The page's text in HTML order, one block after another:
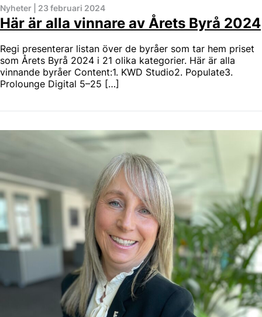
Nyheter 23 februari 2024
Här är alla vinnare av Årets Byrå 2024
Regi presenterar listan över de byråer som tar hem priset
som Årets Byrå 2024 i 21 olika kategorier. Här är alla
vinnande byråer Content:1. KWD Studio2. Populate3.
Prolounge Digital 5–25 […]